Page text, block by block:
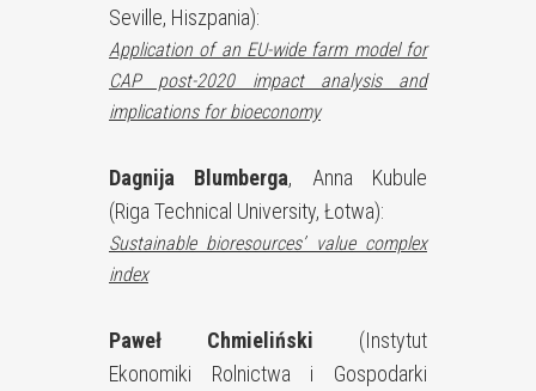
Seville, Hiszpania):
Application of an EU-wide farm model for
CAP post-2020 impact analysis and
implications for bioeconomy
Dagnija Blumberga, Anna Kubule
(Riga Technical University, Łotwa):
Sustainable bioresources’ value complex
index
Paweł Chmieliński (Instytut
Ekonomiki Rolnictwa i Gospodarki